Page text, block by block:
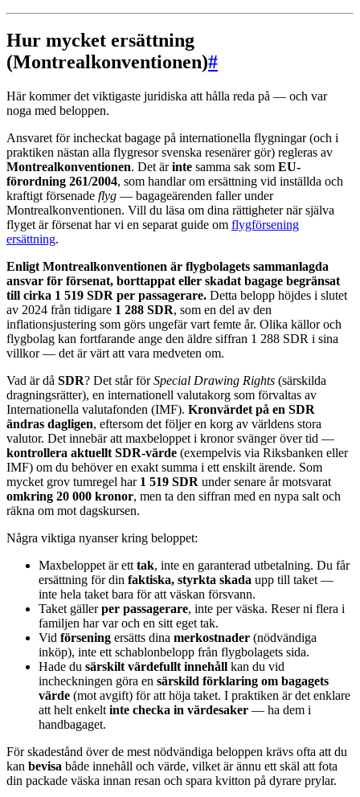
Hur mycket ersättning
(Montrealkonventionen)#
Här kommer det viktigaste juridiska att hålla reda på — och var
noga med beloppen.
Ansvaret för incheckat bagage på internationella flygningar (och i
praktiken nästan alla flygresor svenska resenärer gör) regleras av
Montrealkonventionen. Det ärinte samma sak som EU-
förordning 261/2004, som handlar om ersättning vid inställda och
kraftigt försenade flyg — bagageärenden faller under
Montrealkonventionen. Vill du läsa om dina rättigheter när själva
flyget är försenat har vi en separat guide om flygförsening
ersättning.
Enligt Montrealkonventionen är flygbolagets sammanlagda
ansvar för försenat, borttappat eller skadat bagage begränsat
till cirka 1 519 SDR per passagerare. Detta belopp höjdes i slutet
av 2024 från tidigare 1 288 SDR, som en del av den
inflationsjustering som görs ungefär vart femte år. Olika källor och
flygbolag kan fortfarande ange den äldre siffran 1 288 SDR i sina
villkor — det är värt att vara medveten om.
Vad är då SDR? Det står förSpecial Drawing Rights (särskilda
dragningsrätter), en internationell valutakorg som förvaltas av
Internationella valutafonden (IMF). Kronvärdet på en SDR
ändras dagligen, eftersom det följer en korg av världens stora
valutor. Det innebär att maxbeloppet i kronor svänger över tid —
kontrollera aktuellt SDR-värde (exempelvis via Riksbanken eller
IMF) om du behöver en exakt summa i ett enskilt ärende. Som
mycket grov tumregel har 1 519 SDR under senare år motsvarat
omkring 20 000 kronor, men ta den siffran med en nypa salt och
räkna om mot dagskursen.
Några viktiga nyanser kring beloppet:
Maxbeloppet är ett tak, inte en garanterad utbetalning. Du får
ersättning för din faktiska, styrkta skada upp till taket —
inte hela taket bara för att väskan försvann.
Taket gällerper passagerare, inte per väska. Reser ni flera i
familjen har var och en sitt eget tak.
Vid försening ersätts dina merkostnader (nödvändiga
inköp), inte ett schablonbelopp från flygbolagets sida.
Hade du särskilt värdefullt innehåll kan du vid
incheckningen göra en särskild förklaring om bagagets
värde (mot avgift) för att höja taket. I praktiken är det enklare
att helt enkelt inte checka in värdesaker — ha dem i
handbagaget.
För skadestånd över de mest nödvändiga beloppen krävs ofta att du
kan bevisa både innehåll och värde, vilket är ännu ett skäl att fota
din packade väska innan resan och spara kvitton på dyrare prylar.